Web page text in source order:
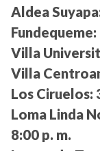
Aldea
Fundequeme:
Villa
Villa
Los Ciruelos:
Loma Linda
8:00 p. m.